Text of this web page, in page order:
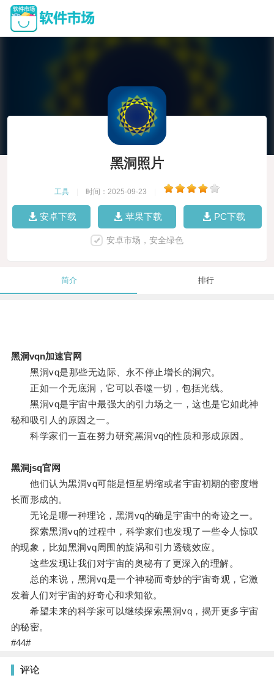
黑洞照片
工具 时间：2025-09-23
安卓下载 苹果下载 PC下载
安卓市场，安全绿色
简介 排行
黑洞vqn加速官网
黑洞vq是那些无边际、永不停止增长的洞穴。
正如一个无底洞，它可以吞噬一切，包括光线。
黑洞vq是宇宙中最强大的引力场之一，这也是它如此神
秘和吸引人的原因之一。
科学家们一直在努力研究黑洞vq的性质和形成原因。
黑洞jsq官网
他们认为黑洞vq可能是恒星坍缩或者宇宙初期的密度增
长而形成的。
无论是哪一种理论，黑洞vq的确是宇宙中的奇迹之一。
探索黑洞vq的过程中，科学家们也发现了一些令人惊叹
的现象，比如黑洞vq周围的旋涡和引力透镜效应。
这些发现让我们对宇宙的奥秘有了更深入的理解。
总的来说，黑洞vq是一个神秘而奇妙的宇宙奇观，它激
发着人们对宇宙的好奇心和求知欲。
希望未来的科学家可以继续探索黑洞vq，揭开更多宇宙
的秘密。
#44#
评论